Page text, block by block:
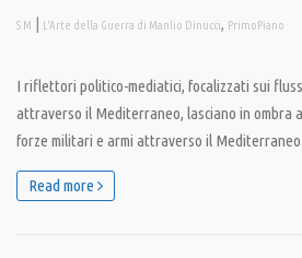
S M | L'Arte della Guerra di Manlio Dinucci, PrimoPiano
I riflettori politico-mediatici, focalizzati sui
attraverso il Mediterraneo, lasciano in ombra
forze militari e armi attraverso il Mediterraneo.
Read more